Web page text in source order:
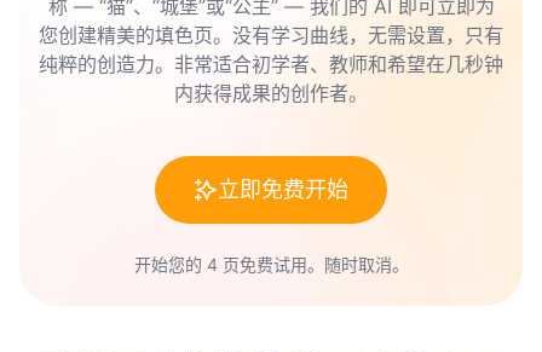
称 — “猫”、“城堡”或“公主” — 我们的 AI 即可立即为
您创建精美的填色页。没有学习曲线，无需设置，只有
纯粹的创造力。非常适合初学者、教师和希望在几秒钟
内获得成果的创作者。
立即免费开始
开始您的 4 页免费试用。随时取消。